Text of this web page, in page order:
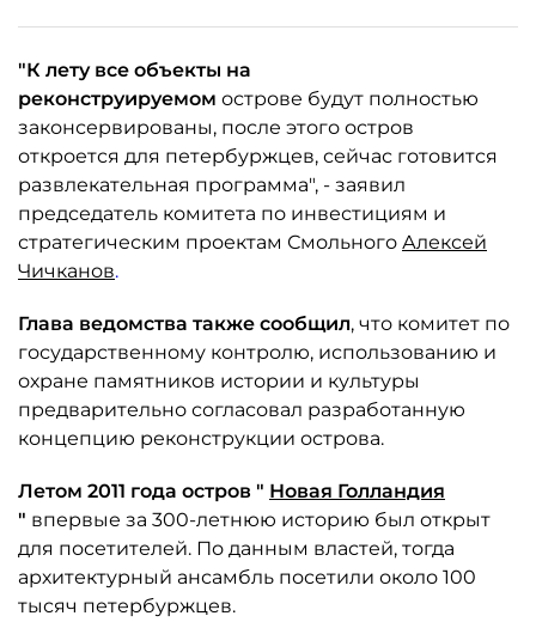
"К лету все объекты на
реконструируемом острове будут полностью
законсервированы, после этого остров
откроется для петербуржцев, сейчас готовится
развлекательная программа", - заявил
председатель комитета по инвестициям и
стратегическим проектам Смольного Алексей
Чичканов.
Глава ведомства также сообщил, что комитет по
государственному контролю, использованию и
охране памятников истории и культуры
предварительно согласовал разработанную
концепцию реконструкции острова.
Летом 2011 года остров " Новая Голландия
" впервые за 300-летнюю историю был открыт
для посетителей. По данным властей, тогда
архитектурный ансамбль посетили около 100
тысяч петербуржцев.